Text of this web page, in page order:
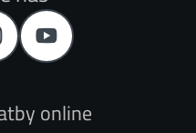
online